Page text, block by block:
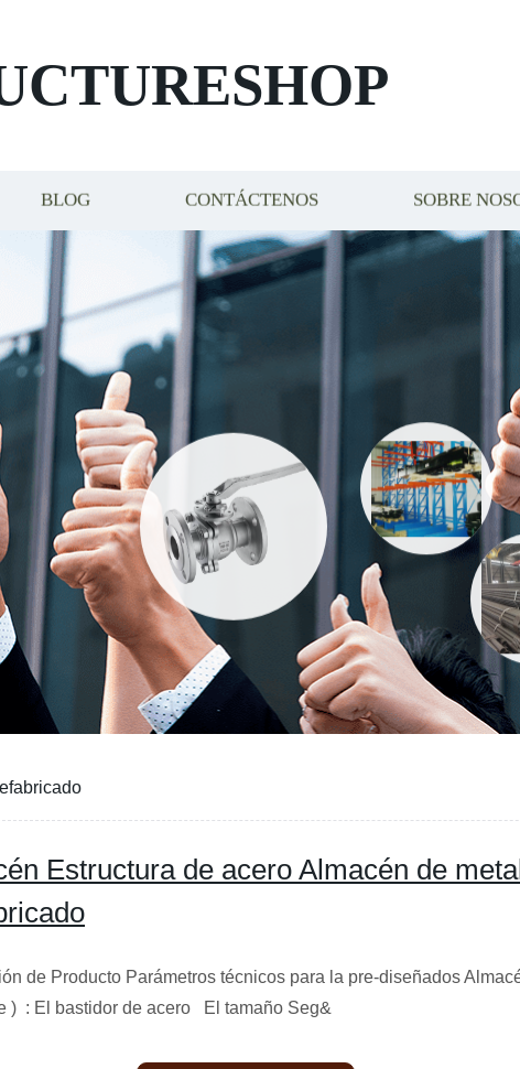
BLOG CONTÁCTENOS SOBRE
Estructura de acero Almacén de
de Producto Parámetros técnicos para la pre-diseñados
) : El bastidor de acero El tamaño Seg&